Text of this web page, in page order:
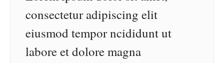
consectetur adipiscing elit
eiusmod tempor ncididunt ut
labore et dolore magna